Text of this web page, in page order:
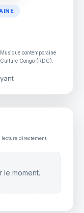
Musique contemporaine
Congo (RDC).
directement.
le moment.